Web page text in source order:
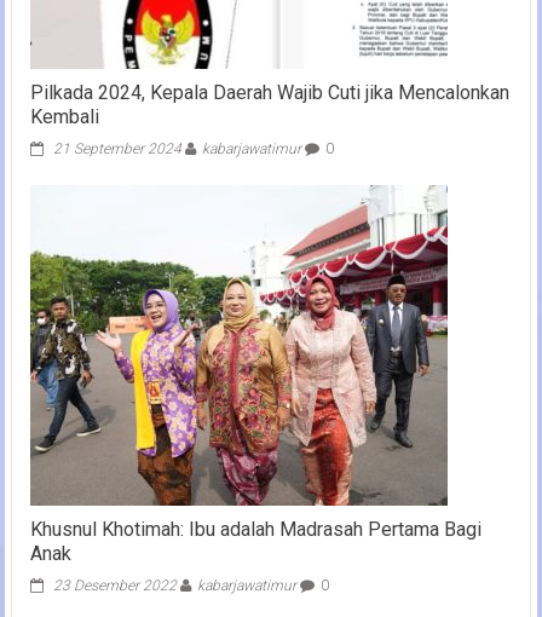
Pilkada 2024, Kepala Daerah Wajib Cuti jika Mencalonkan
Kembali
21 September 2024 kabarjawatimur 0
Khusnul Khotimah: Ibu adalah Madrasah Pertama Bagi
Anak
23 Desember 2022 kabarjawatimur 0